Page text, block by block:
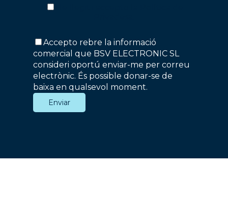
Accepto rebre la informació
comercial que BSV ELECTRONIC SL
consideri oportú enviar-me per correu
electrònic. És possible donar-se de
baixa en qualsevol moment.